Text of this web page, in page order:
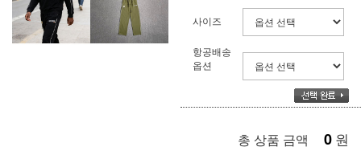
사이즈
항공배송
옵션
총 상품 금액 0 원